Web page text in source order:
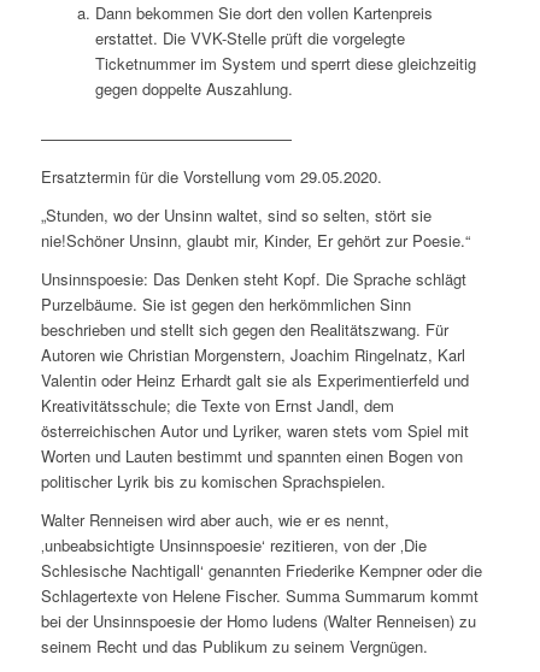
Dann bekommen Sie dort den vollen Kartenpreis
erstattet. Die VVK-Stelle prüft die vorgelegte
Ticketnummer im System und sperrt diese gleichzeitig
gegen doppelte Auszahlung.
————————————————
Ersatztermin für die Vorstellung vom 29.05.2020.
„Stunden, wo der Unsinn waltet, sind so selten, stört sie
nie!Schöner Unsinn, glaubt mir, Kinder, Er gehört zur Poesie.“
Unsinnspoesie: Das Denken steht Kopf. Die Sprache schlägt
Purzelbäume. Sie ist gegen den herkömmlichen Sinn
beschrieben und stellt sich gegen den Realitätszwang. Für
Autoren wie Christian Morgenstern, Joachim Ringelnatz, Karl
Valentin oder Heinz Erhardt galt sie als Experimentierfeld und
Kreativitätsschule; die Texte von Ernst Jandl, dem
österreichischen Autor und Lyriker, waren stets vom Spiel mit
Worten und Lauten bestimmt und spannten einen Bogen von
politischer Lyrik bis zu komischen Sprachspielen.
Walter Renneisen wird aber auch, wie er es nennt,
‚unbeabsichtigte Unsinnspoesie‘ rezitieren, von der ‚Die
Schlesische Nachtigall‘ genannten Friederike Kempner oder die
Schlagertexte von Helene Fischer. Summa Summarum kommt
bei der Unsinnspoesie der Homo ludens (Walter Renneisen) zu
seinem Recht und das Publikum zu seinem Vergnügen.